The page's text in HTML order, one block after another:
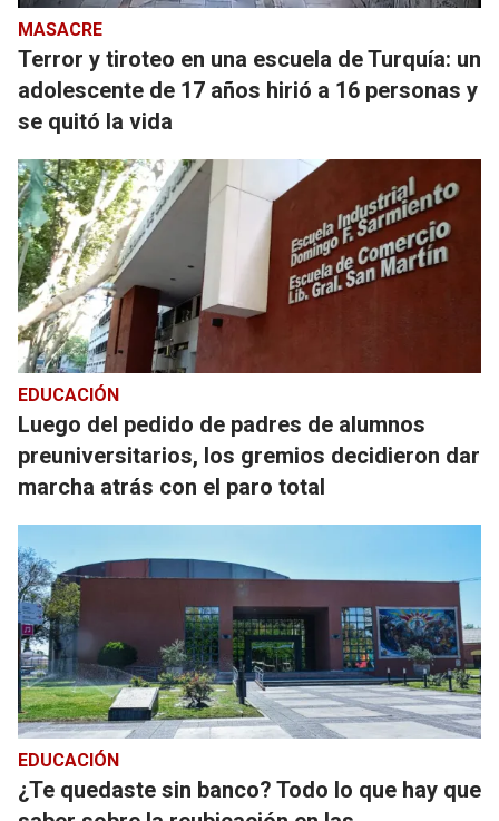
MASACRE
Terror y tiroteo en una escuela de Turquía: un
adolescente de 17 años hirió a 16 personas y
se quitó la vida
EDUCACIÓN
Luego del pedido de padres de alumnos
preuniversitarios, los gremios decidieron dar
marcha atrás con el paro total
EDUCACIÓN
¿Te quedaste sin banco? Todo lo que hay que